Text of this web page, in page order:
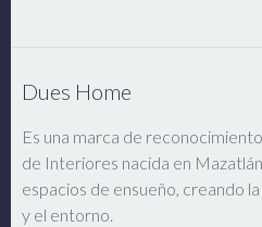
Dues Home
Es una marca de
de Interiores nacida en
espacios de ensueño, creando
y el entorno.